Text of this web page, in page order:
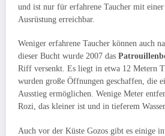
und ist nur für erfahrene Taucher mit einer
Ausrüstung erreichbar.
Weniger erfahrene Taucher können auch
dieser Bucht wurde 2007 das
Riff versenkt. Es liegt in etwa 12 Metern
wurden große Öffnungen geschaffen, die
Ausstieg ermöglichen. Wenige Meter
Rozi, das kleiner ist und in tieferem
Auch vor der Küste Gozos gibt es einige